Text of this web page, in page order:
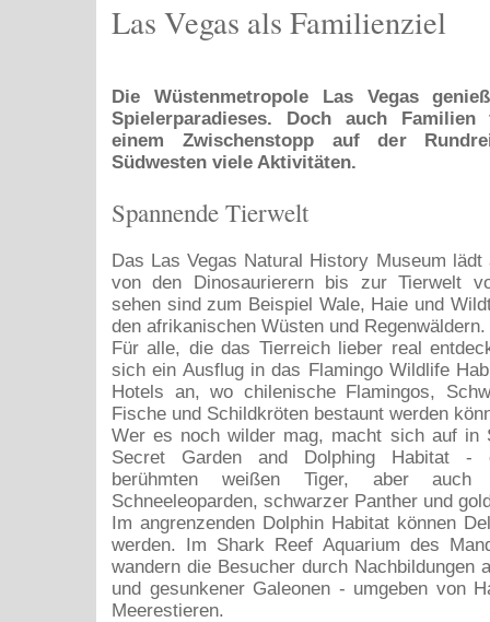
Las Vegas als Familienziel
Die Wüstenmetropole Las Vegas
Spielerparadieses. Doch auch
einem Zwischenstopp auf der
Südwesten viele Aktivitäten.
Spannende Tierwelt
Das Las Vegas Natural History Museum lädt
von den Dinosaurierern bis zur Tierwelt
sehen sind zum Beispiel Wale, Haie und
den afrikanischen Wüsten und Regenwäldern.
Für alle, die das Tierreich lieber real
sich ein Ausflug in das Flamingo Wildlife
Hotels an, wo chilenische Flamingos,
Fische und Schildkröten bestaunt werden
Wer es noch wilder mag, macht sich auf in
Secret Garden and Dolphing Habitat -
berühmten weißen Tiger, aber auch
Schneeleoparden, schwarzer Panther und
Im angrenzenden Dolphin Habitat können
werden. Im Shark Reef Aquarium des
wandern die Besucher durch Nachbildungen
und gesunkener Galeonen - umgeben von
Meerestieren.